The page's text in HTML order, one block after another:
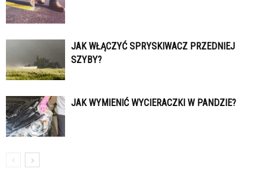
JAK WŁĄCZYĆ SPRYSKIWACZ PRZEDNIEJ
SZYBY?
JAK WYMIENIĆ WYCIERACZKI W PANDZIE?